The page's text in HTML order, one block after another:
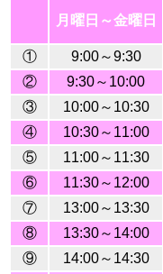
月曜日～金曜日
①
9:00～9:30
②
9:30～10:00
③
10:00～10:30
④
10:30～11:00
⑤
11:00～11:30
⑥
11:30～12:00
⑦
13:00～13:30
⑧
13:30～14:00
⑨
14:00～14:30